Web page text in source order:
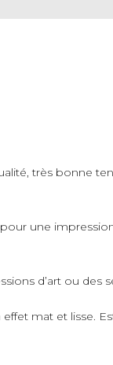
très bonne
une
d’art ou des
mat et lisse.